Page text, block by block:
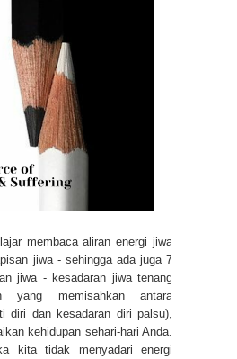
membaca aliran energi jiwa
jiwa - sehingga ada juga 7
jiwa - kesadaran jiwa tenang
yang memisahkan antara
diri dan kesadaran diri palsu),
kehidupan sehari-hari Anda.
kita tidak menyadari energi